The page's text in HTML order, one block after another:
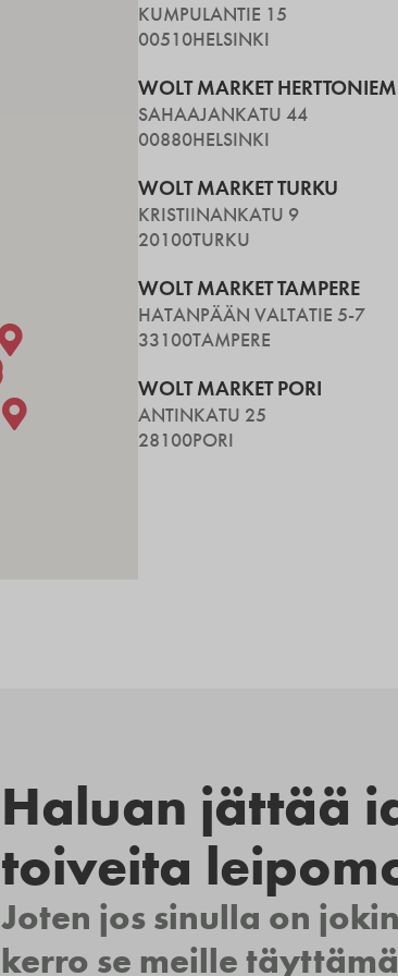
KUMPULANTIE 15
00510HELSINKI
WOLT MARKET
SAHAAJANKATU 44
00880HELSINKI
WOLT MARKET TURKU
KRISTIINANKATU 9
20100TURKU
WOLT MARKET TAMPERE
HATANPÄÄN VALTATIE 5-7
33100TAMPERE
WOLT MARKET PORI
ANTINKATU 25
28100PORI
Haluan jättää
toiveita
Joten jos sinulla on
kerro se meille